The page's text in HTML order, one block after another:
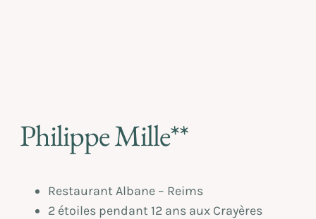
Philippe Mille**
Restaurant Albane – Reims
2 étoiles pendant 12 ans aux Crayères